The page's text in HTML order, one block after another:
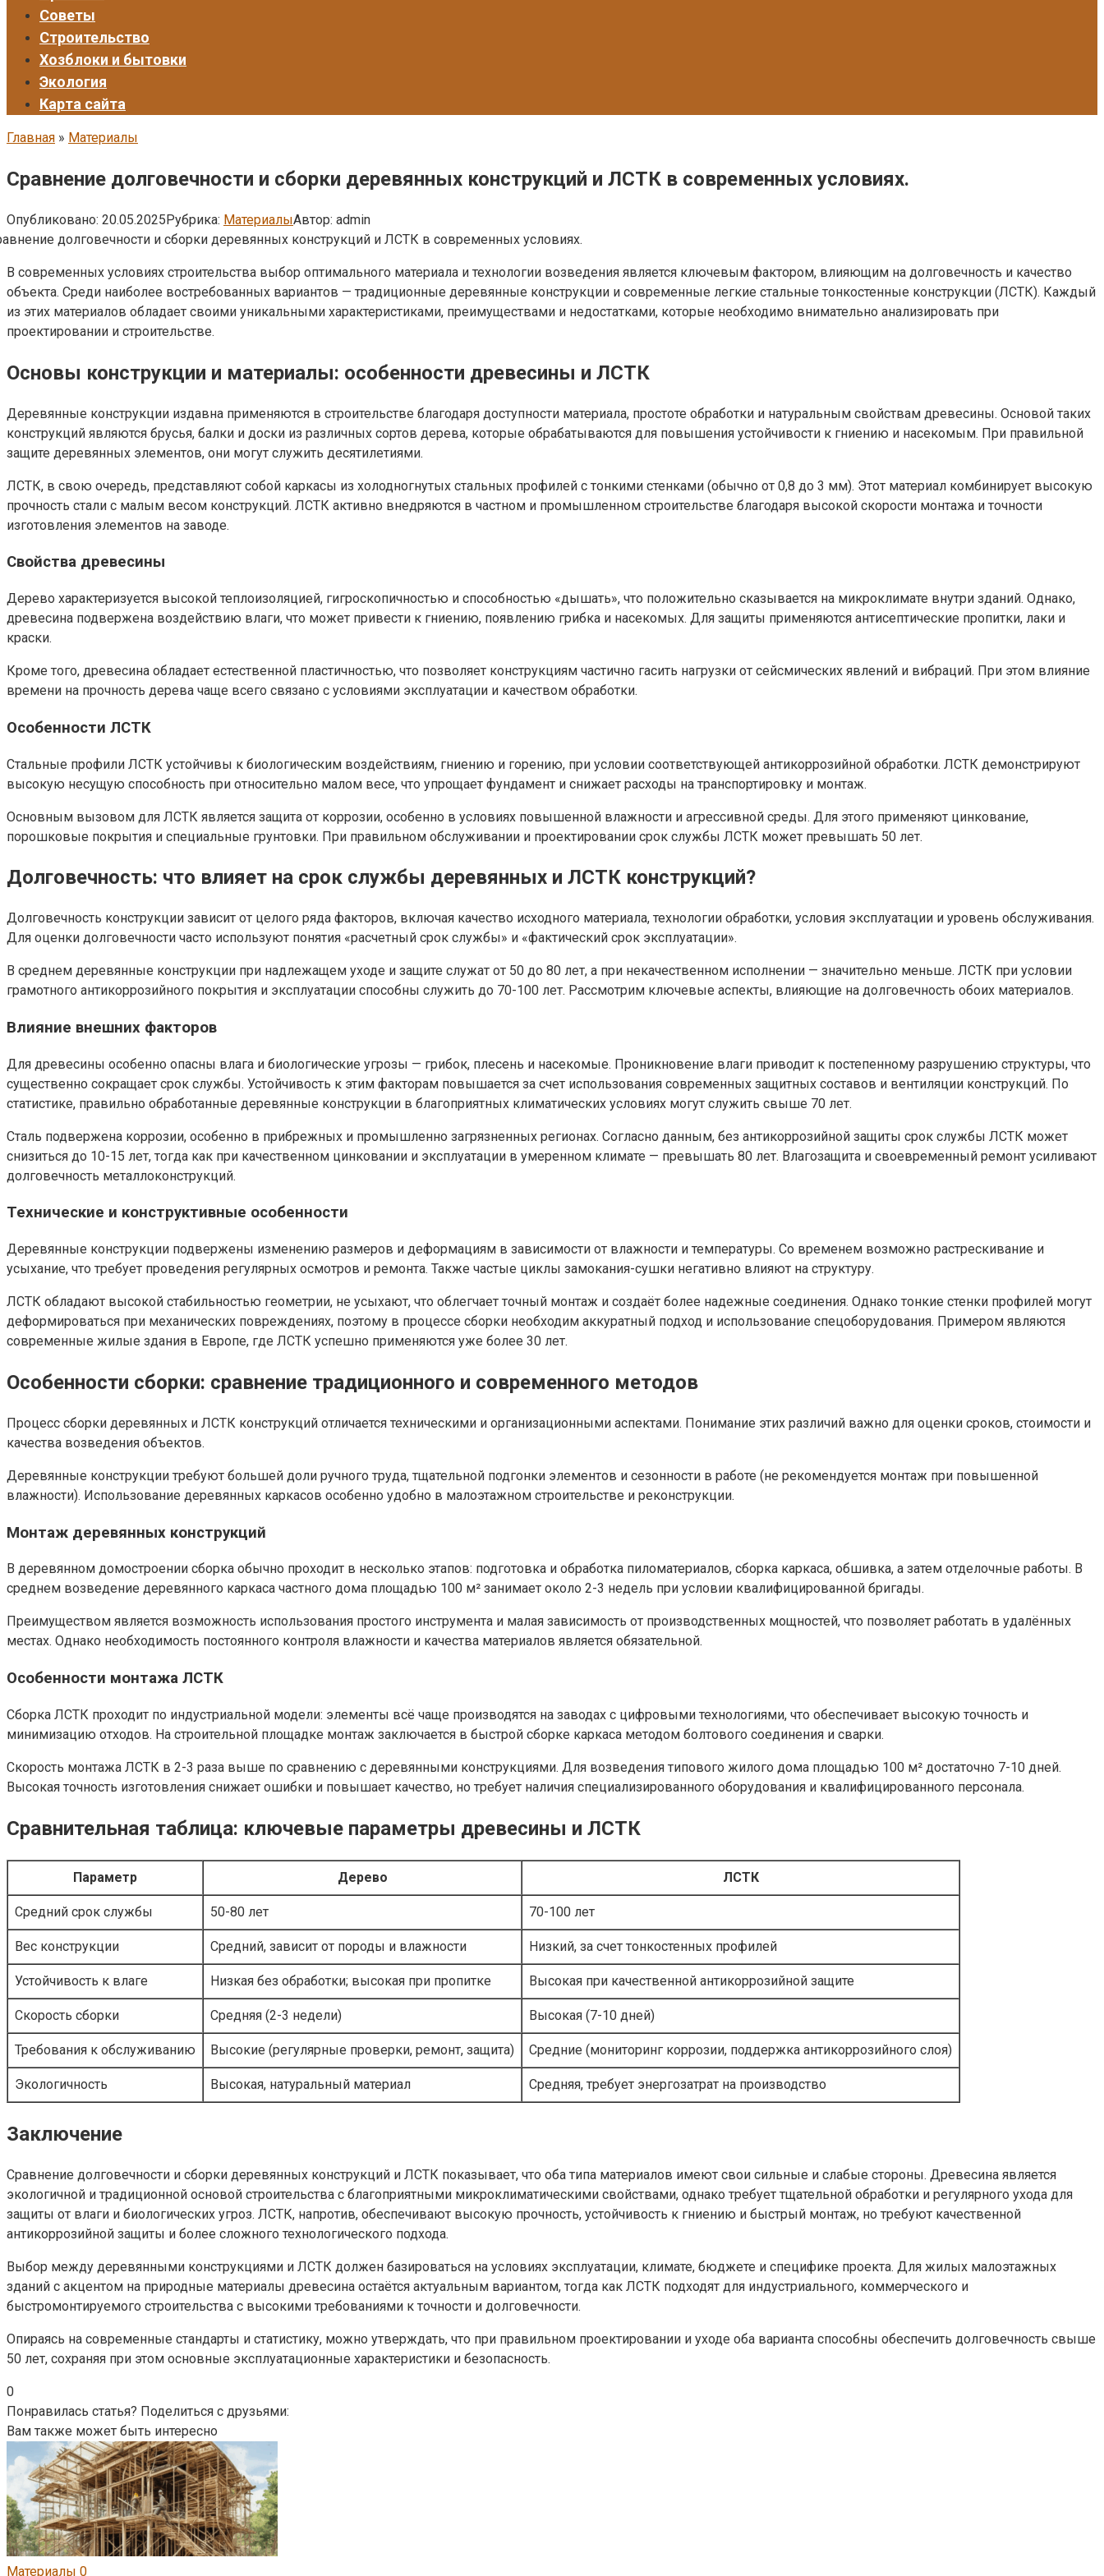
Советы
Строительство
Хозблоки и бытовки
Экология
Карта сайта
Главная » Материалы
Сравнение долговечности и сборки деревянных конструкций и ЛСТК в современных условиях.
Опубликовано: 20.05.2025Рубрика: МатериалыАвтор: admin
В современных условиях строительства выбор оптимального материала и технологии возведения является ключевым фактором, влияющим на долговечность и качество
объекта. Среди наиболее востребованных вариантов — традиционные деревянные конструкции и современные легкие стальные тонкостенные конструкции (ЛСТК). Каждый
из этих материалов обладает своими уникальными характеристиками, преимуществами и недостатками, которые необходимо внимательно анализировать при
проектировании и строительстве.
Основы конструкции и материалы: особенности древесины и ЛСТК
Деревянные конструкции издавна применяются в строительстве благодаря доступности материала, простоте обработки и натуральным свойствам древесины. Основой таких
конструкций являются брусья, балки и доски из различных сортов дерева, которые обрабатываются для повышения устойчивости к гниению и насекомым. При правильной
защите деревянных элементов, они могут служить десятилетиями.
ЛСТК, в свою очередь, представляют собой каркасы из холодногнутых стальных профилей с тонкими стенками (обычно от 0,8 до 3 мм). Этот материал комбинирует высокую
прочность стали с малым весом конструкций. ЛСТК активно внедряются в частном и промышленном строительстве благодаря высокой скорости монтажа и точности
изготовления элементов на заводе.
Свойства древесины
Дерево характеризуется высокой теплоизоляцией, гигроскопичностью и способностью «дышать», что положительно сказывается на микроклимате внутри зданий. Однако,
древесина подвержена воздействию влаги, что может привести к гниению, появлению грибка и насекомых. Для защиты применяются антисептические пропитки, лаки и
краски.
Кроме того, древесина обладает естественной пластичностью, что позволяет конструкциям частично гасить нагрузки от сейсмических явлений и вибраций. При этом влияние
времени на прочность дерева чаще всего связано с условиями эксплуатации и качеством обработки.
Особенности ЛСТК
Стальные профили ЛСТК устойчивы к биологическим воздействиям, гниению и горению, при условии соответствующей антикоррозийной обработки. ЛСТК демонстрируют
высокую несущую способность при относительно малом весе, что упрощает фундамент и снижает расходы на транспортировку и монтаж.
Основным вызовом для ЛСТК является защита от коррозии, особенно в условиях повышенной влажности и агрессивной среды. Для этого применяют цинкование,
порошковые покрытия и специальные грунтовки. При правильном обслуживании и проектировании срок службы ЛСТК может превышать 50 лет.
Долговечность: что влияет на срок службы деревянных и ЛСТК конструкций?
Долговечность конструкции зависит от целого ряда факторов, включая качество исходного материала, технологии обработки, условия эксплуатации и уровень обслуживания.
Для оценки долговечности часто используют понятия «расчетный срок службы» и «фактический срок эксплуатации».
В среднем деревянные конструкции при надлежащем уходе и защите служат от 50 до 80 лет, а при некачественном исполнении — значительно меньше. ЛСТК при условии
грамотного антикоррозийного покрытия и эксплуатации способны служить до 70-100 лет. Рассмотрим ключевые аспекты, влияющие на долговечность обоих материалов.
Влияние внешних факторов
Для древесины особенно опасны влага и биологические угрозы — грибок, плесень и насекомые. Проникновение влаги приводит к постепенному разрушению структуры, что
существенно сокращает срок службы. Устойчивость к этим факторам повышается за счет использования современных защитных составов и вентиляции конструкций. По
статистике, правильно обработанные деревянные конструкции в благоприятных климатических условиях могут служить свыше 70 лет.
Сталь подвержена коррозии, особенно в прибрежных и промышленно загрязненных регионах. Согласно данным, без антикоррозийной защиты срок службы ЛСТК может
снизиться до 10-15 лет, тогда как при качественном цинковании и эксплуатации в умеренном климате — превышать 80 лет. Влагозащита и своевременный ремонт усиливают
долговечность металлоконструкций.
Технические и конструктивные особенности
Деревянные конструкции подвержены изменению размеров и деформациям в зависимости от влажности и температуры. Со временем возможно растрескивание и
усыхание, что требует проведения регулярных осмотров и ремонта. Также частые циклы замокания-сушки негативно влияют на структуру.
ЛСТК обладают высокой стабильностью геометрии, не усыхают, что облегчает точный монтаж и создаёт более надежные соединения. Однако тонкие стенки профилей могут
деформироваться при механических повреждениях, поэтому в процессе сборки необходим аккуратный подход и использование спецоборудования. Примером являются
современные жилые здания в Европе, где ЛСТК успешно применяются уже более 30 лет.
Особенности сборки: сравнение традиционного и современного методов
Процесс сборки деревянных и ЛСТК конструкций отличается техническими и организационными аспектами. Понимание этих различий важно для оценки сроков, стоимости и
качества возведения объектов.
Деревянные конструкции требуют большей доли ручного труда, тщательной подгонки элементов и сезонности в работе (не рекомендуется монтаж при повышенной
влажности). Использование деревянных каркасов особенно удобно в малоэтажном строительстве и реконструкции.
Монтаж деревянных конструкций
В деревянном домостроении сборка обычно проходит в несколько этапов: подготовка и обработка пиломатериалов, сборка каркаса, обшивка, а затем отделочные работы. В
среднем возведение деревянного каркаса частного дома площадью 100 м² занимает около 2-3 недель при условии квалифицированной бригады.
Преимуществом является возможность использования простого инструмента и малая зависимость от производственных мощностей, что позволяет работать в удалённых
местах. Однако необходимость постоянного контроля влажности и качества материалов является обязательной.
Особенности монтажа ЛСТК
Сборка ЛСТК проходит по индустриальной модели: элементы всё чаще производятся на заводах с цифровыми технологиями, что обеспечивает высокую точность и
минимизацию отходов. На строительной площадке монтаж заключается в быстрой сборке каркаса методом болтового соединения и сварки.
Скорость монтажа ЛСТК в 2-3 раза выше по сравнению с деревянными конструкциями. Для возведения типового жилого дома площадью 100 м² достаточно 7-10 дней.
Высокая точность изготовления снижает ошибки и повышает качество, но требует наличия специализированного оборудования и квалифицированного персонала.
Сравнительная таблица: ключевые параметры древесины и ЛСТК
Параметр Дерево ЛСТК
Средний срок службы 50-80 лет 70-100 лет
Вес конструкции Средний, зависит от породы и влажности Низкий, за счет тонкостенных профилей
Устойчивость к влаге Низкая без обработки; высокая при пропитке Высокая при качественной антикоррозийной защите
Скорость сборки Средняя (2-3 недели) Высокая (7-10 дней)
Требования к обслуживанию Высокие (регулярные проверки, ремонт, защита) Средние (мониторинг коррозии, поддержка антикоррозийного слоя)
Экологичность Высокая, натуральный материал Средняя, требует энергозатрат на производство
Заключение
Сравнение долговечности и сборки деревянных конструкций и ЛСТК показывает, что оба типа материалов имеют свои сильные и слабые стороны. Древесина является
экологичной и традиционной основой строительства с благоприятными микроклиматическими свойствами, однако требует тщательной обработки и регулярного ухода для
защиты от влаги и биологических угроз. ЛСТК, напротив, обеспечивают высокую прочность, устойчивость к гниению и быстрый монтаж, но требуют качественной
антикоррозийной защиты и более сложного технологического подхода.
Выбор между деревянными конструкциями и ЛСТК должен базироваться на условиях эксплуатации, климате, бюджете и специфике проекта. Для жилых малоэтажных
зданий с акцентом на природные материалы древесина остаётся актуальным вариантом, тогда как ЛСТК подходят для индустриального, коммерческого и
быстромонтируемого строительства с высокими требованиями к точности и долговечности.
Опираясь на современные стандарты и статистику, можно утверждать, что при правильном проектировании и уходе оба варианта способны обеспечить долговечность свыше
50 лет, сохраняя при этом основные эксплуатационные характеристики и безопасность.
0
Понравилась статья? Поделиться с друзьями:
Вам также может быть интересно
Материалы 0